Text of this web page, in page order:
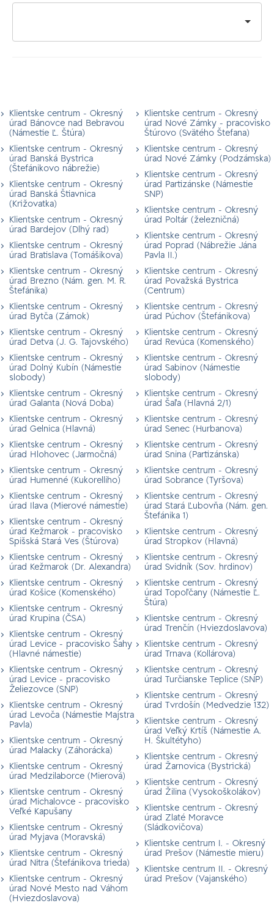
Klientske centrum - Okresný
úrad Bánovce nad Bebravou
(Námestie Ľ. Štúra)
Klientske centrum - Okresný
úrad Banská Bystrica
(Štefánikovo nábrežie)
Klientske centrum - Okresný
úrad Banská Štiavnica
(Križovatka)
Klientske centrum - Okresný
úrad Bardejov (Dlhý rad)
Klientske centrum - Okresný
úrad Bratislava (Tomášikova)
Klientske centrum - Okresný
úrad Brezno (Nám. gen. M. R.
Štefánika)
Klientske centrum - Okresný
úrad Bytča (Zámok)
Klientske centrum - Okresný
úrad Detva (J. G. Tajovského)
Klientske centrum - Okresný
úrad Dolný Kubín (Námestie
slobody)
Klientske centrum - Okresný
úrad Galanta (Nová Doba)
Klientske centrum - Okresný
úrad Gelnica (Hlavná)
Klientske centrum - Okresný
úrad Hlohovec (Jarmočná)
Klientske centrum - Okresný
úrad Humenné (Kukorelliho)
Klientske centrum - Okresný
úrad Ilava (Mierové námestie)
Klientske centrum - Okresný
úrad Kežmarok - pracovisko
Spišská Stará Ves (Štúrova)
Klientske centrum - Okresný
úrad Kežmarok (Dr. Alexandra)
Klientske centrum - Okresný
úrad Košice (Komenského)
Klientske centrum - Okresný
úrad Krupina (ČSA)
Klientske centrum - Okresný
úrad Levice - pracovisko Šahy
(Hlavné námestie)
Klientske centrum - Okresný
úrad Levice - pracovisko
Želiezovce (SNP)
Klientske centrum - Okresný
úrad Levoča (Námestie Majstra
Pavla)
Klientske centrum - Okresný
úrad Malacky (Záhorácka)
Klientske centrum - Okresný
úrad Medzilaborce (Mierová)
Klientske centrum - Okresný
úrad Michalovce - pracovisko
Veľké Kapušany
Klientske centrum - Okresný
úrad Myjava (Moravská)
Klientske centrum - Okresný
úrad Nitra (Štefánikova trieda)
Klientske centrum - Okresný
úrad Nové Mesto nad Váhom
(Hviezdoslavova)
Klientske centrum - Okresný
úrad Nové Zámky - pracovisko
Štúrovo (Svätého Štefana)
Klientske centrum - Okresný
úrad Nové Zámky (Podzámska)
Klientske centrum - Okresný
úrad Partizánske (Námestie
SNP)
Klientske centrum - Okresný
úrad Poltár (železničná)
Klientske centrum - Okresný
úrad Poprad (Nábrežie Jána
Pavla II.)
Klientske centrum - Okresný
úrad Považská Bystrica
(Centrum)
Klientske centrum - Okresný
úrad Púchov (Štefánikova)
Klientske centrum - Okresný
úrad Revúca (Komenského)
Klientske centrum - Okresný
úrad Sabinov (Námestie
slobody)
Klientske centrum - Okresný
úrad Šaľa (Hlavná 2/1)
Klientske centrum - Okresný
úrad Senec (Hurbanova)
Klientske centrum - Okresný
úrad Snina (Partizánska)
Klientske centrum - Okresný
úrad Sobrance (Tyršova)
Klientske centrum - Okresný
úrad Stará Ľubovňa (Nám. gen.
Štefánika 1)
Klientske centrum - Okresný
úrad Stropkov (Hlavná)
Klientske centrum - Okresný
úrad Svidník (Sov. hrdinov)
Klientske centrum - Okresný
úrad Topoľčany (Námestie Ľ.
Štúra)
Klientske centrum - Okresný
úrad Trenčín (Hviezdoslavova)
Klientske centrum - Okresný
úrad Trnava (Kollárova)
Klientske centrum - Okresný
úrad Turčianske Teplice (SNP)
Klientske centrum - Okresný
úrad Tvrdošín (Medvedzie 132)
Klientske centrum - Okresný
úrad Veľký Krtíš (Námestie A.
H. Škultétyho)
Klientske centrum - Okresný
úrad Žarnovica (Bystrická)
Klientske centrum - Okresný
úrad Žilina (Vysokoškolákov)
Klientske centrum - Okresný
úrad Zlaté Moravce
(Sládkovičova)
Klientske centrum I. - Okresný
úrad Prešov (Námestie mieru)
Klientske centrum II. - Okresný
úrad Prešov (Vajanského)